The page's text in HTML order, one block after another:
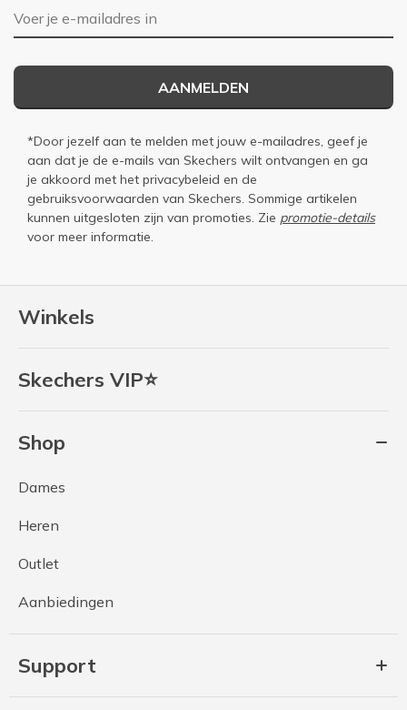
Winkels
Skechers VIP⭐
Shop
Dames
Heren
Outlet
Aanbiedingen
Support
E-mailadres
AANMELDEN
*Door jezelf aan te melden met jouw e-mailadres, geef je
aan dat je de e-mails van Skechers wilt ontvangen en ga
je akkoord met het privacybeleid en de
gebruiksvoorwaarden van Skechers. Sommige artikelen
kunnen uitgesloten zijn van promoties. Zie promotie-details
voor meer informatie.